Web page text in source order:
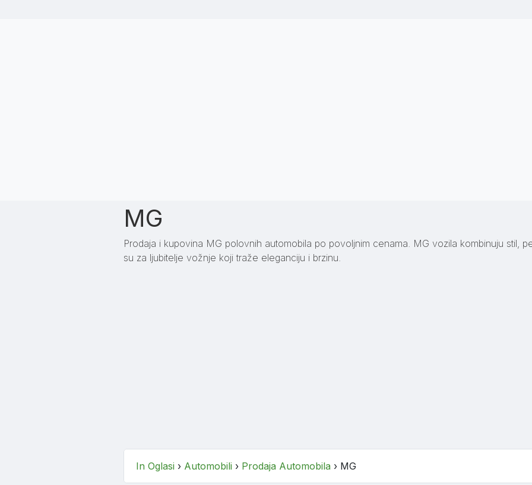
MG
Prodaja i kupovina MG polovnih automobila po povoljnim cenama. MG vozila kombinuju stil,
su za ljubitelje vožnje koji traže eleganciju i brzinu.
In Oglasi › Automobili › Prodaja Automobila › MG